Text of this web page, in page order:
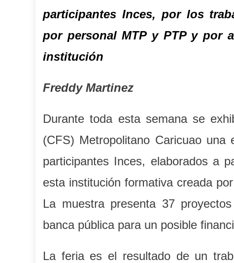
participantes Inces, por los
por personal MTP y PTP y por
institución
Freddy Martinez
Durante toda esta semana se
(CFS) Metropolitano Caricuao
participantes Inces, elaborados a
esta institución formativa creada
La muestra presenta 37
banca pública para un posible
La feria es el resultado de un